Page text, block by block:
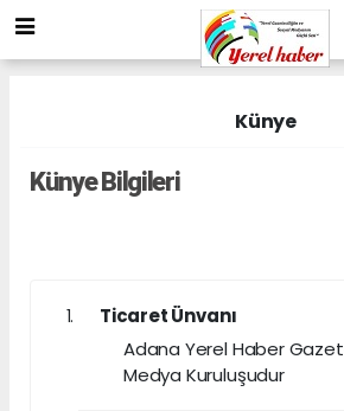
Künye
Künye Bilgileri
Ticaret Ünvanı
Adana Yerel Haber
Medya Kuruluşudur